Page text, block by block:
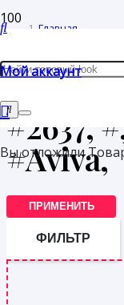
Мой аккаунт
Вы отложили
Главная
Товары с меткой
#2637,
#Aviva,
ПРИМЕНИТЬ
ФИЛЬТР